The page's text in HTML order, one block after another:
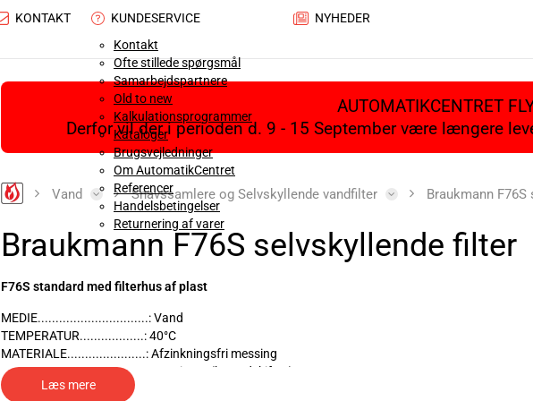
KONTAKT
KUNDESERVICE
Kontakt
Ofte stillede spørgsmål
Samarbejdspartnere
Old to new
Kalkulationsprogrammer
Kataloger
Brugsvejledninger
Om AutomatikCentret
Referencer
Handelsbetingelser
Returnering af varer
NYHEDER
AUTOMATIKCENTRET
Derfor vil der i perioden d. 9 - 15 September være længere
Vand Snavssamlere og Selvskyllende vandfilter Braukmann
Braukmann F76S selvskyllende filter
F76S standard med filterhus af plast
MEDIE...............................: Vand
TEMPERATUR..................: 40°C
MATERIALE......................: Afzinkningsfri messing
INDBYGGET SI................: 100 micron (kan udskiftes)
INDGANGSTRYK.............: 16 bar
Læs mere